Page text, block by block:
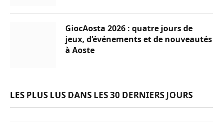
GiocAosta 2026 : quatre jours de
jeux, d’événements et de nouveautés
à Aoste
LES PLUS LUS DANS LES 30 DERNIERS JOURS